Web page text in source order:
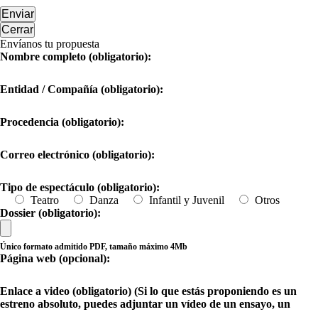
Enviar
Cerrar
Envíanos tu propuesta
Nombre completo (obligatorio):
Entidad / Compañía (obligatorio):
Procedencia (obligatorio):
Correo electrónico (obligatorio):
Tipo de espectáculo (obligatorio):
Teatro
Danza Infantil y Juvenil
Otros
Dossier (obligatorio):
Único formato admitido PDF, tamaño máximo 4Mb
Página web (opcional):
Enlace a video (obligatorio) (Si lo que estás proponiendo es un
estreno absoluto, puedes adjuntar un vídeo de un ensayo, un